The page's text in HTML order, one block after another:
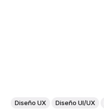
Diseño UX Diseño UI/UX